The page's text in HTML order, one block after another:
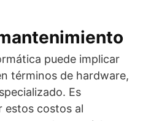
puede implicar
términos de hardware,
Es
estos costos al